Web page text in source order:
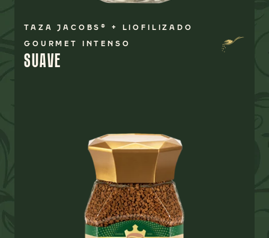
TAZA JACOBS® + LIOFILIZADO
GOURMET INTENSO
SUAVE